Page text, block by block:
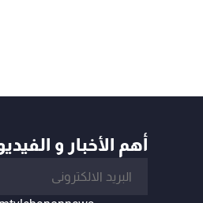
أهم الأخبار و